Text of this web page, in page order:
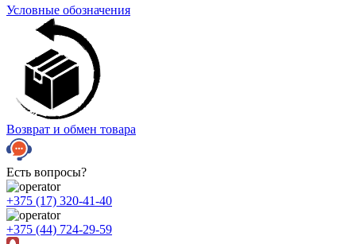
Условные обозначения
Возврат и обмен товара
Есть вопросы?
+375 (17) 320-41-40
+375 (44) 724-29-59